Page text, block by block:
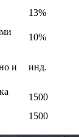
13%
10%
и
инд.
1500
1500